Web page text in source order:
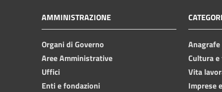
AMMINISTRAZIONE
Organi di Governo
Aree Amministrative
Uffici
Enti e fondazioni
Cultura
Vita
Imprese